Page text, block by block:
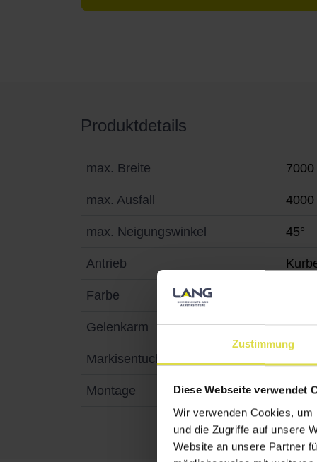
Zustimmung
Diese Webseite verwendet
Wir verwenden Cookies,
und die Zugriffe auf unsere
Website an unsere Partner
Produktdetails
max. Breite 7000
max. Ausfall 4000
max. Neigungswinkel 45°
Antrieb
Farbe
Gelenkarm
Markisentuch
Montage